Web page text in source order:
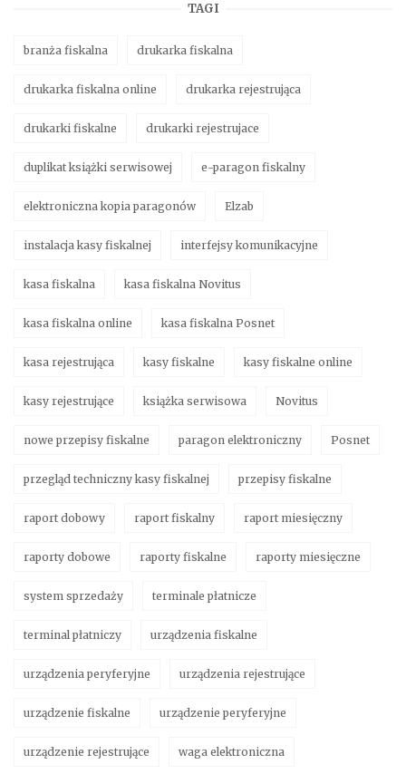
TAGI
branża fiskalna drukarka fiskalna
drukarka fiskalna online drukarka rejestrująca
drukarki fiskalne drukarki rejestrujace
duplikat książki serwisowej e-paragon fiskalny
elektroniczna kopia paragonów Elzab
instalacja kasy fiskalnej interfejsy komunikacyjne
kasa fiskalna kasa fiskalna Novitus
kasa fiskalna online kasa fiskalna Posnet
kasa rejestrująca kasy fiskalne kasy fiskalne online
kasy rejestrujące książka serwisowa Novitus
nowe przepisy fiskalne paragon elektroniczny Posnet
przegląd techniczny kasy fiskalnej przepisy fiskalne
raport dobowy raport fiskalny raport miesięczny
raporty dobowe raporty fiskalne raporty miesięczne
system sprzedaży terminale płatnicze
terminal płatniczy urządzenia fiskalne
urządzenia peryferyjne urządzenia rejestrujące
urządzenie fiskalne urządzenie peryferyjne
urządzenie rejestrujące waga elektroniczna